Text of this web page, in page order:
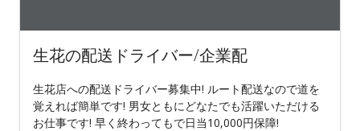
生花の配送ドライバー/企業配
生花店への配送ドライバー募集中! ルート配送なので道を
覚えれば簡単です! 男女ともにどなたでも活躍いただける
お仕事です! 早く終わってもで日当10,000円保障!